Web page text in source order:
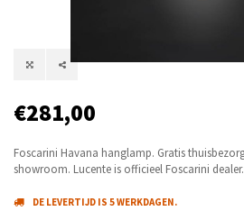
€281,00
Foscarini Havana hanglamp. Gratis
showroom. Lucente is officieel Foscarini dealer.
DE LEVERTIJD IS 5 WERKDAGEN.